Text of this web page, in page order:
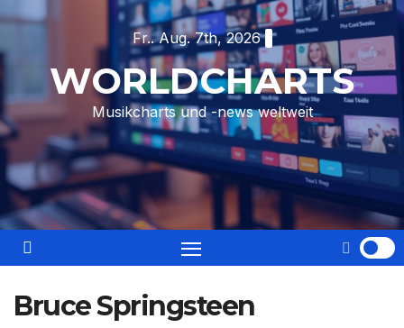
Skip
content
Fr.. Aug. 7th, 2026
WORLDCHARTS
Musikcharts und -news weltweit
Bruce Springsteen